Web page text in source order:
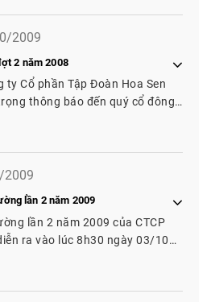
2009
2 năm 2008
ty Cổ phần Tập Đoàn Hoa Sen
thông báo đến quý cổ đông
2 niên độ tài chính 2008
2009
lần 2 năm 2009
lần 2 năm 2009 của CTCP
ra vào lúc 8h30 ngày 03/10
Q.1, TP.HCM và đã nhất trí